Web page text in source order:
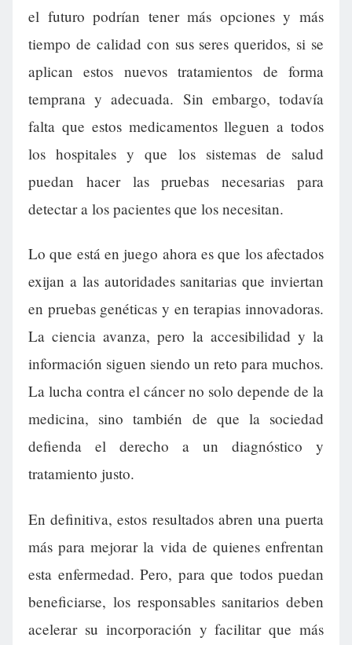
el futuro podrían tener más opciones y más
tiempo de calidad con sus seres queridos, si se
aplican estos nuevos tratamientos de forma
temprana y adecuada. Sin embargo, todavía
falta que estos medicamentos lleguen a todos
los hospitales y que los sistemas de salud
puedan hacer las pruebas necesarias para
detectar a los pacientes que los necesitan.
Lo que está en juego ahora es que los afectados
exijan a las autoridades sanitarias que inviertan
en pruebas genéticas y en terapias innovadoras.
La ciencia avanza, pero la accesibilidad y la
información siguen siendo un reto para muchos.
La lucha contra el cáncer no solo depende de la
medicina, sino también de que la sociedad
defienda el derecho a un diagnóstico y
tratamiento justo.
En definitiva, estos resultados abren una puerta
más para mejorar la vida de quienes enfrentan
esta enfermedad. Pero, para que todos puedan
beneficiarse, los responsables sanitarios deben
acelerar su incorporación y facilitar que más